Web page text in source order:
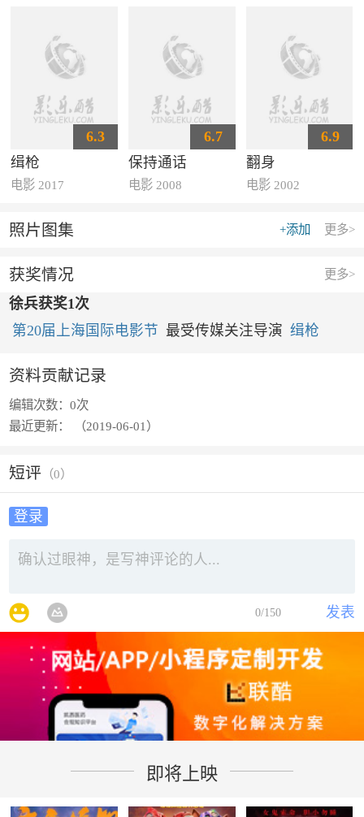
6.3
缉枪
电影 2017
6.7
保持通话
电影 2008
6.9
翻身
电影 2002
更多>
+添加
照片图集
更多>
获奖情况
徐兵获奖1次
第20届上海国际电影节 最受传媒关注导演 缉枪
资料贡献记录
编辑次数：0次
最近更新：
（2019-06-01）
短评 （0）
登录
发表
0/150
即将上映